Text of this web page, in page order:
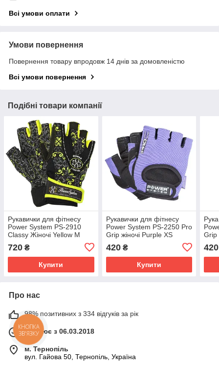
Всі умови оплати
Умови повернення
Повернення товару впродовж 14 днів за домовленістю
Всі умови повернення
Подібні товари компанії
Рукавички для фітнесу
Power System PS-2910
Classy Жіночі Yellow M
720 ₴
Купити
Рукавички для фітнесу
Power System PS-2250 Pro
Grip жіночі Purple XS
420₴
Купити
Grip
420
Про нас
98% позитивних з 334 відгуків за рік
Працює з 06.03.2018
м. Тернопіль
вул. Гайова 50, Тернопіль, Україна
КНОПКА
ЗВ'ЯЗКУ